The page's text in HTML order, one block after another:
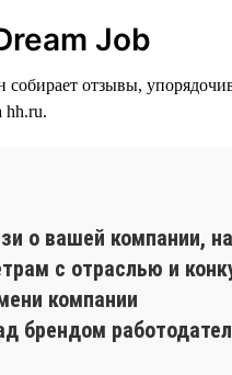
Job
отзывы,
hh.ru.
о вашей компании,
с отраслью и
компании
брендом